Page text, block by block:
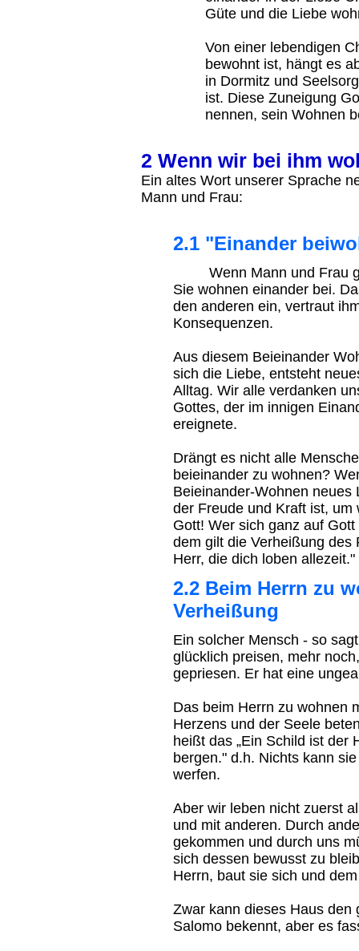
Güte und die Liebe
Von einer lebendigen
bewohnt ist, hängt es
in Dormitz und
ist. Diese Zuneigung
nennen, sein Wohnen
2 Wenn wir bei ihm
Ein altes Wort unserer Sprache
Mann und Frau:
2.1 "Einander
Wenn Mann und Frau
Sie wohnen einander bei.
den anderen ein, vertraut
Konsequenzen.
Aus diesem Beieinander
sich die Liebe, entsteht
Alltag. Wir alle verdanken
Gottes, der im innigen
ereignete.
Drängt es nicht alle
beieinander zu wohnen?
Beieinander-Wohnen
der Freude und Kraft ist,
Gott! Wer sich ganz auf
dem gilt die Verheißung des
Herr, die dich loben allezeit."
2.2 Beim Herrn zu
Verheißung
Ein solcher Mensch - so
glücklich preisen, mehr
gepriesen. Er hat eine
Das beim Herrn zu wohnen
Herzens und der Seele
heißt das „Ein Schild ist der
bergen." d.h. Nichts kann
werfen.
Aber wir leben nicht zuerst
und mit anderen. Durch
gekommen und durch uns
sich dessen bewusst zu
Herrn, baut sie sich und
Zwar kann dieses Haus
Salomo bekennt, aber es